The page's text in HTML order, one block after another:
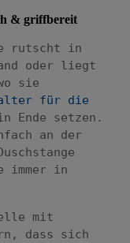
& griffbereit
rutscht in
oder liegt
sie
für die
Ende setzen.
an der
immer in
mit
dass sich